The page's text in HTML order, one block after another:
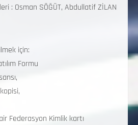
: Osman SÖĞÜT, Abdullatif ZİLAN
için:
Formu
Federasyon Kimlik kartı